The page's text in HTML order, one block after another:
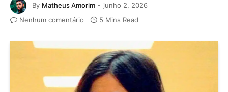
By Matheus Amorim
junho 2, 2026
Nenhum comentário
5 Mins Read